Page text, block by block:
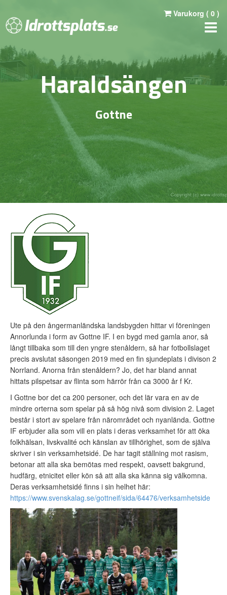
Varukorg ( 0 )
Haraldsängen
Gottne
Ute på den ångermanländska landsbygden hittar vi föreningen
Annorlunda i form av Gottne IF. I en bygd med gamla anor, så
långt tillbaka som till den yngre stenåldern, så har fotbollslaget
precis avslutat säsongen 2019 med en fin sjundeplats i divison 2
Norrland. Anorna från stenåldern? Jo, det har bland annat
hittats pilspetsar av flinta som härrör från ca 3000 år f Kr.
I Gottne bor det ca 200 personer, och det lär vara en av de
mindre orterna som spelar på så hög nivå som division 2. Laget
består i stort av spelare från närområdet och nyanlända. Gottne
IF erbjuder alla som vill en plats i deras verksamhet för att öka
folkhälsan, livskvalité och känslan av tillhörighet, som de själva
skriver i sin verksamhetsidé. De har tagit ställning mot rasism,
betonar att alla ska bemötas med respekt, oavsett bakgrund,
hudfärg, etnicitet eller kön så att alla ska känna sig välkomna.
Deras verksamhetsidé finns i sin helhet här:
https://www.svenskalag.se/gottneif/sida/64476/verksamhetside